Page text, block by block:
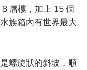
層樓，加上 15 個
族箱內有世界最大
螺旋狀的斜坡，順